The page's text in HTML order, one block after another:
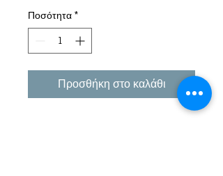
Ποσότητα *
Προσθήκη στο καλάθι